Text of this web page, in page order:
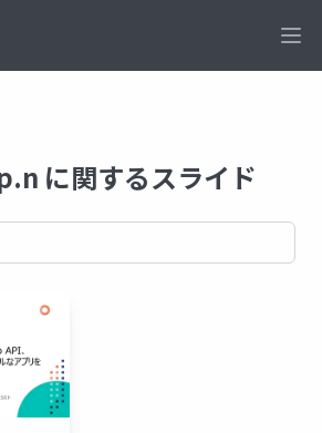
に関するスライド